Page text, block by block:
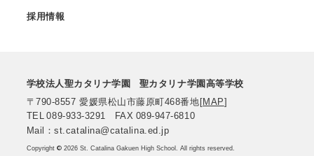
採用情報
学校法人聖カタリナ学園
聖カタリナ学園高等学校
〒790-8557 愛媛県松山市藤原町468番地 [MAP]
TEL 089-933-3291 FAX 089-947-6810
Mail：st.catalina@catalina.ed.jp
Copyright ©2026 St. Catalina Gakuen High School. All rights reserved.